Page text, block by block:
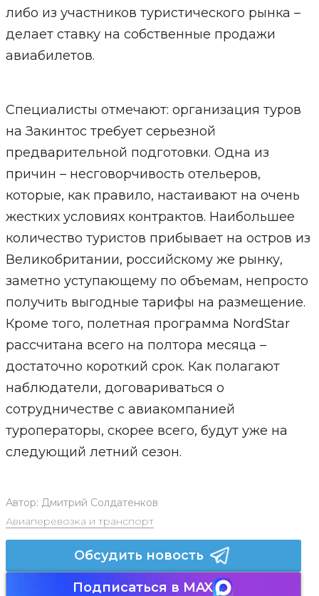
либо из участников туристического рынка –
делает ставку на собственные продажи
авиабилетов.
Специалисты отмечают: организация туров
на Закинтос требует серьезной
предварительной подготовки. Одна из
причин – несговорчивость отельеров,
которые, как правило, настаивают на очень
жестких условиях контрактов. Наибольшее
количество туристов прибывает на остров из
Великобритании, российскому же рынку,
заметно уступающему по объемам, непросто
получить выгодные тарифы на размещение.
Кроме того, полетная программа NordStar
рассчитана всего на полтора месяца –
достаточно короткий срок. Как полагают
наблюдатели, договариваться о
сотрудничестве с авиакомпанией
туроператоры, скорее всего, будут уже на
следующий летний сезон.
Автор: Дмитрий Солдатенков
Авиаперевозка и транспорт
Обсудить новость
Подписаться в MAX